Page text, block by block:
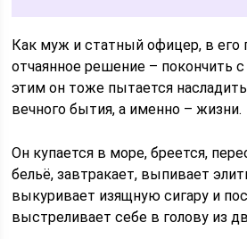
Как муж и статный офицер, в его
отчаянное решение – покончить
этим он тоже пытается
вечного бытия, а именно – жизни.
Он купается в море, бреется,
бельё, завтракает, выпивает
выкуривает изящную сигару и
выстреливает себе в голову из